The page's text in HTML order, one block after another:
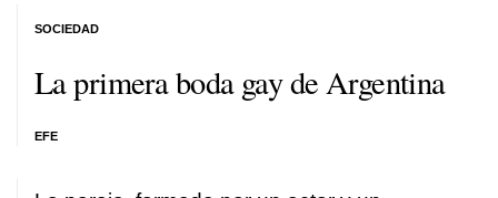
La primera boda gay de Argentina
EFE
SOCIEDAD